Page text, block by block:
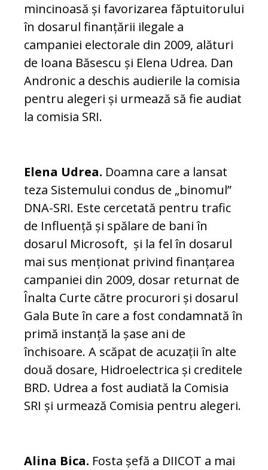
mincinoasă și favorizarea făptuitorului
în dosarul finanțării ilegale a
campaniei electorale din 2009, alături
de Ioana Băsescu și Elena Udrea. Dan
Andronic a deschis audierile la comisia
pentru alegeri și urmează să fie audiat
la comisia SRI.
Elena Udrea. Doamna care a lansat
teza Sistemului condus de „binomul”
DNA-SRI. Este cercetată pentru trafic
de Influență și spălare de bani în
dosarul Microsoft, și la fel în dosarul
mai sus menționat privind finanțarea
campaniei din 2009, dosar returnat de
Înalta Curte către procurori și dosarul
Gala Bute în care a fost condamnată în
primă instanță la șase ani de
închisoare. A scăpat de acuzații în alte
două dosare, Hidroelectrica și creditele
BRD. Udrea a fost audiată la Comisia
SRI și urmează Comisia pentru alegeri.
Alina Bica. Fosta șefă a DIICOT a mai